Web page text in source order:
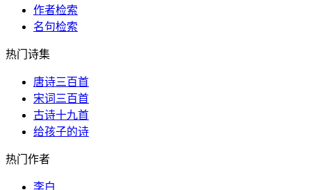
作者检索
名句检索
热门诗集
唐诗三百首
宋词三百首
古诗十九首
给孩子的诗
热门作者
李白